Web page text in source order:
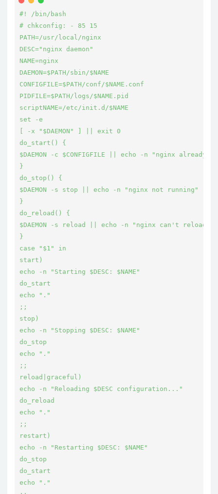
#! /bin/bash
# chkconfig: - 85 15
PATH=/usr/local/nginx
DESC="nginx daemon"
NAME=nginx
DAEMON=$PATH/sbin/$NAME
CONFIGFILE=$PATH/conf/$NAME.conf
PIDFILE=$PATH/logs/$NAME.pid
scriptNAME=/etc/init.d/$NAME
set -e
[ -x "$DAEMON" ] || exit 0
do_start() {
$DAEMON -c $CONFIGFILE || echo -n "nginx already
}
do_stop() {
$DAEMON -s stop || echo -n "nginx not running"
}
do_reload() {
$DAEMON -s reload || echo -n "nginx can't reload"
}
case "$1" in
start)
echo -n "Starting $DESC: $NAME"
do_start
echo "."
;;
stop)
echo -n "Stopping $DESC: $NAME"
do_stop
echo "."
;;
reload|graceful)
echo -n "Reloading $DESC configuration..."
do_reload
echo "."
;;
restart)
echo -n "Restarting $DESC: $NAME"
do_stop
do_start
echo "."